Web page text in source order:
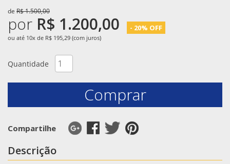
de R$ 1.500,00
por R$ 1.200,00 - 20% OFF
ou até 10x de R$ 195,29 (com juros)
Quantidade
Comprar
Compartilhe
Descrição